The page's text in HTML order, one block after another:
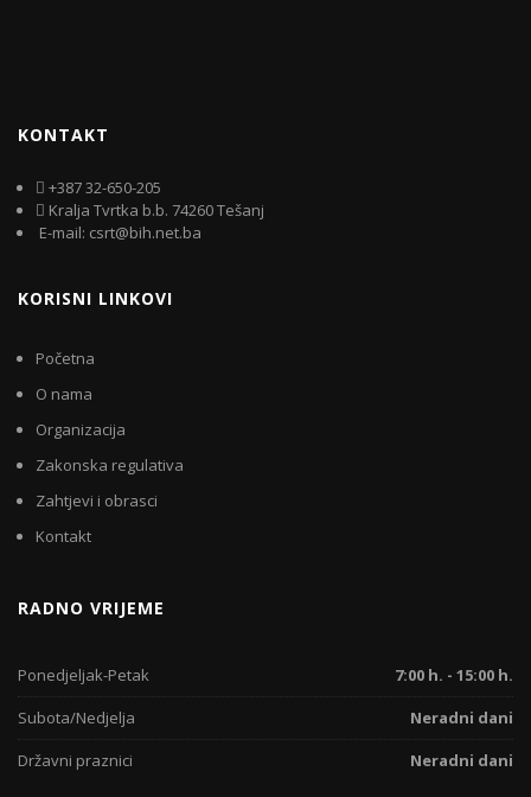
KONTAKT
+387 32-650-205
Kralja Tvrtka b.b. 74260 Tešanj
E-mail: csrt@bih.net.ba
KORISNI LINKOVI
Početna
O nama
Organizacija
Zakonska regulativa
Zahtjevi i obrasci
Kontakt
RADNO VRIJEME
Ponedjeljak-Petak
7:00 h. - 15:00 h.
Subota/Nedjelja
Neradni dani
Državni praznici
Neradni dani